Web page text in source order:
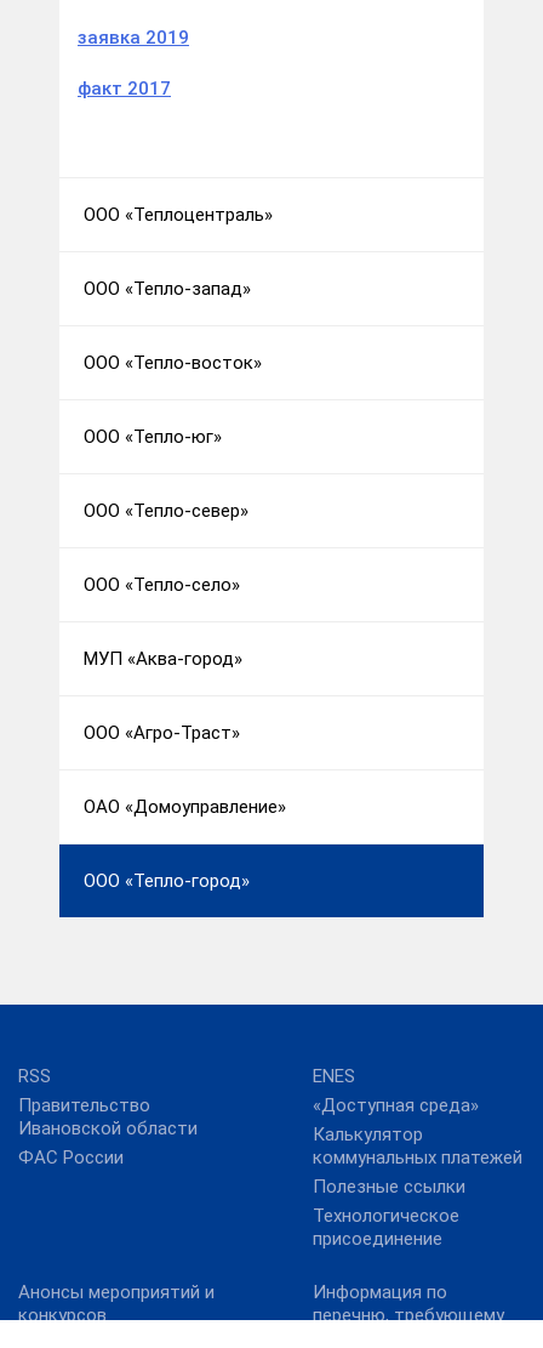
заявка 2019
факт 2017
ООО «Теплоцентраль»
ООО «Тепло-запад»
ООО «Тепло-восток»
ООО «Тепло-юг»
ООО «Тепло-север»
ООО «Тепло-село»
МУП «Аква-город»
ООО «Агро-Траст»
ОАО «Домоуправление»
ООО «Тепло-город»
RSS
Правительство
Ивановской области
ФАС России
ENES
«Доступная среда»
Калькулятор
коммунальных платежей
Полезные ссылки
Технологическое
присоединение
Анонсы мероприятий и
конкурсов
Информация по
перечню, требующему